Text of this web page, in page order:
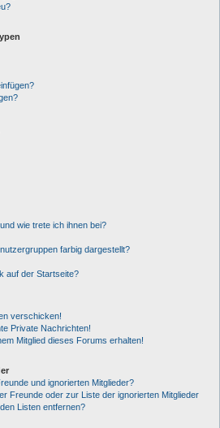
wie trete ich ihnen bei?
farbig dargestellt?
auf der Startseite?
verschicken!
Private Nachrichten!
Mitglied dieses Forums erhalten!
und ignorierten Mitglieder?
Freunde oder zur Liste der ignorierten Mitglieder
Listen entfernen?